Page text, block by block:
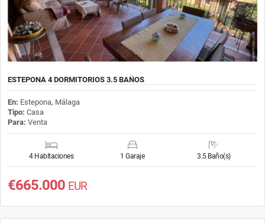
ESTEPONA 4 DORMITORIOS 3.5 BAÑOS
En: Estepona, Málaga
Tipo: Casa
Para: Venta
4 Habitaciones 1 Garaje 3.5 Baño(s)
€665.000 EUR